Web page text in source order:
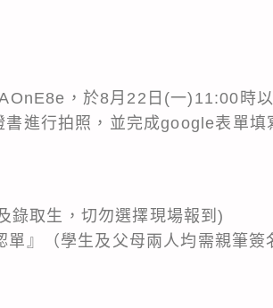
，於8月22日(一)11:00時
進行拍照，並完成google表單填
錄取生，切勿選擇現場報到)
』（學生及父母兩人均需親筆簽